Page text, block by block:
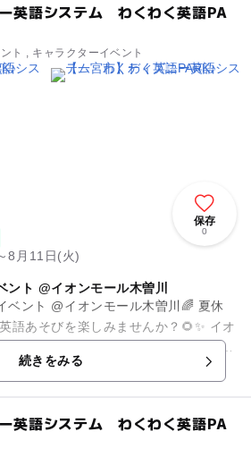
ー英語システム わくわく英語PA
ト , キャラクターイベント
保存
0
8月11日(火)
ント @イオンモール木曽川
ント @イオンモール木曽川🌈 夏休
あそびを楽しみませんか？🌻✨ イオ
楽しめる英語イベントを開催します♪
続きをみる
ー英語システム わくわく英語PA